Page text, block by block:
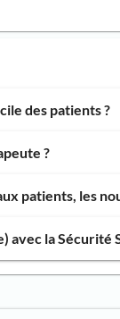
des patients ?
?
patients, les
la Sécurité